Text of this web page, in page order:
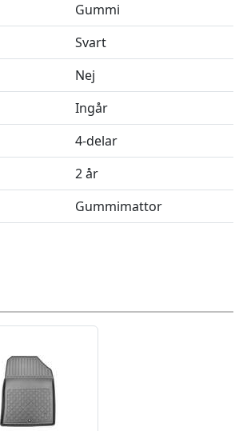
Gummi
Svart
Nej
Ingår
4-delar
2 år
Gummimattor